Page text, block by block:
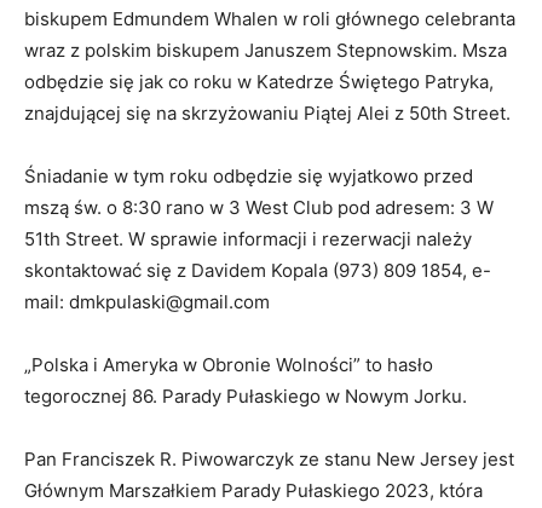
biskupem Edmundem Whalen w roli głównego celebranta
wraz z polskim biskupem Januszem Stepnowskim. Msza
odbędzie się jak co roku w Katedrze Świętego Patryka,
znajdującej się na skrzyżowaniu Piątej Alei z 50th Street.
Śniadanie w tym roku odbędzie się wyjatkowo przed
mszą św. o 8:30 rano w 3 West Club pod adresem: 3 W
51th Street. W sprawie informacji i rezerwacji należy
skontaktować się z Davidem Kopala (973) 809 1854, e-
mail: dmkpulaski@gmail.com
„Polska i Ameryka w Obronie Wolności” to hasło
tegorocznej 86. Parady Pułaskiego w Nowym Jorku.
Pan Franciszek R. Piwowarczyk ze stanu New Jersey jest
Głównym Marszałkiem Parady Pułaskiego 2023, która